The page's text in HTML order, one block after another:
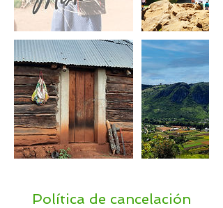
Política de cancelación